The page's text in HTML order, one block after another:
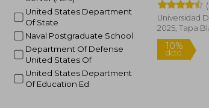
United States Department
Of State
Naval Postgraduate School
Department Of Defense
United States Of
United States Department
Of Education Ed
Universidad
2025, Tapa